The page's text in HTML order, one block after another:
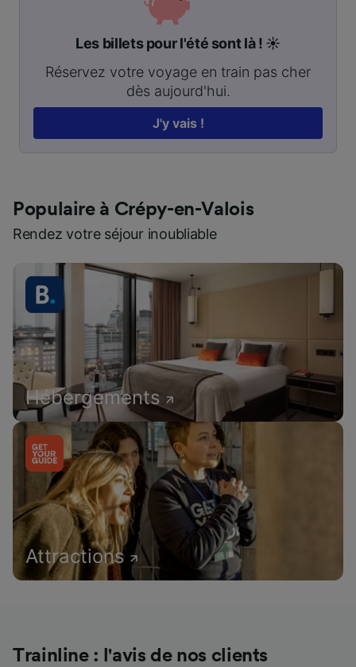
Les billets pour l'été sont là ! ☀️
Réservez votre voyage en train pas cher
dès aujourd'hui.
J'y vais !
Populaire à Crépy-en-Valois
Rendez votre séjour inoubliable
Hébergements
Attractions
Trainline : l'avis de nos clients